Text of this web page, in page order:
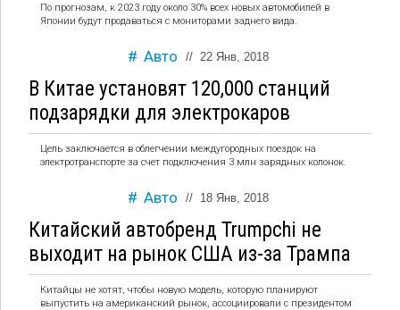
По прогнозам, к 2023 году около 30% всех новых автомобилей в
Японии будут продаваться с мониторами заднего вида.
Авто // 22 Янв, 2018
В Китае установят 120,000 станций
подзарядки для электрокаров
Цель заключается в облегчении междугородных поездок на
электротранспорте за счет подключения 3 млн зарядных колонок.
Авто // 18 Янв, 2018
Китайский автобренд Trumpchi не
выходит на рынок США из-за Трампа
Китайцы не хотят, чтобы новую модель, которую планируют
выпустить на американский рынок, ассоциировали с президентом